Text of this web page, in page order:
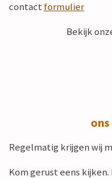
contact formulier
Bekijk
Regelmatig krijgen wij
Kom gerust eens